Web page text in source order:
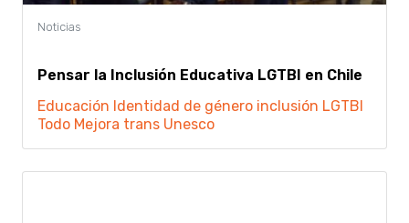
Pensar la Inclusión Educativa LGTBI en Chile
Educación Identidad de género inclusión LGTBI
Todo Mejora trans Unesco